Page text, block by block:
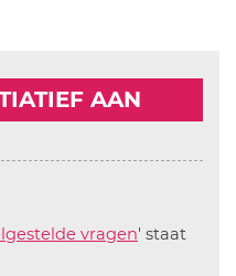
AAN
vragen' staat